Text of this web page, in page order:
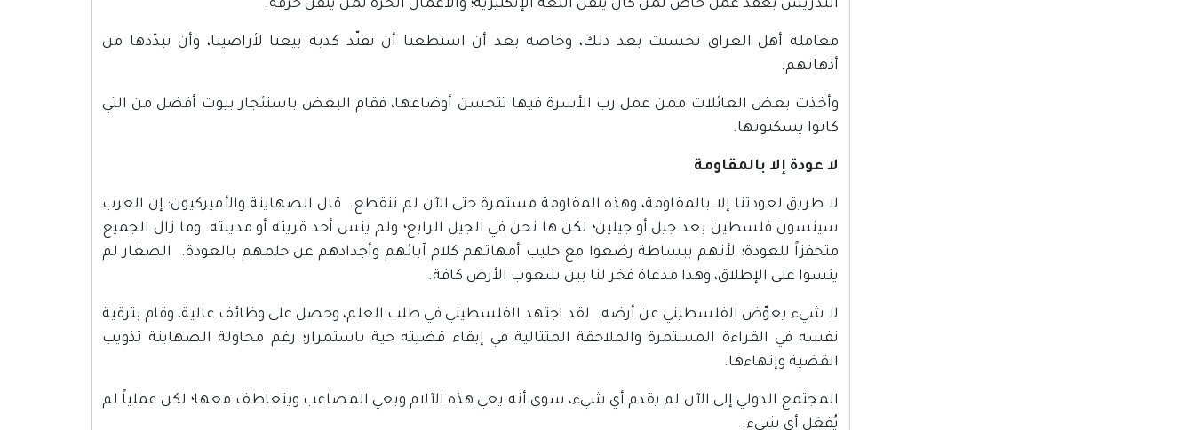
التدريس بعقد عمل خاص لمن كان يتقن اللغة الإنكليزية؛ والأعمال الحرة لمن يتقن حرفة.
معاملة أهل العراق تحسنت بعد ذلك، وخاصة بعد أن استطعنا أن نفنّد كذبة بيعنا لأراضينا، وأن نبدّدها من
أذهانهم.
وأخذت بعض العائلات ممن عمل رب الأسرة فيها تتحسن أوضاعها، فقام البعض باستئجار بيوت أفضل من التي
كانوا يسكنونها.
لا عودة إلا بالمقاومة
لا طريق لعودتنا إلا بالمقاومة، وهذه المقاومة مستمرة حتى الآن لم تنقطع. قال الصهاينة والأميركيون: إن العرب
سينسون فلسطين بعد جيل أو جيلين؛ لكن ها نحن في الجيل الرابع؛ ولم ينس أحد قريته أو مدينته. وما زال الجميع
متحفزاً للعودة؛ لأنهم ببساطة رضعوا مع حليب أمهاتهم كلام آبائهم وأجدادهم عن حلمهم بالعودة. الصغار لم
ينسوا على الإطلاق، وهذا مدعاة فخر لنا بين شعوب الأرض كافة.
لا شيء يعوّض الفلسطيني عن أرضه. لقد اجتهد الفلسطيني في طلب العلم، وحصل على وظائف عالية، وقام بترقية
نفسه في القراءة المستمرة والملاحقة المتتالية في إبقاء قضيته حية باستمرار؛ رغم محاولة الصهاينة تذويب
القضية وإنهاءها.
المجتمع الدولي إلى الآن لم يقدم أي شيء، سوى أنه يعي هذه الآلام ويعي المصاعب ويتعاطف معها؛ لكن عملياً لم
يُفعَل أي شيء.